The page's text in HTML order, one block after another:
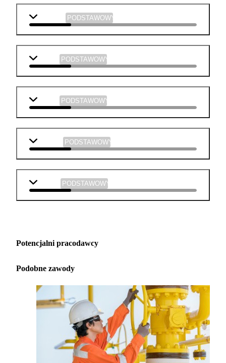
PODSTAWOWY
PODSTAWOWY
PODSTAWOWY
PODSTAWOWY
PODSTAWOWY
Potencjalni pracodawcy
Podobne zawody